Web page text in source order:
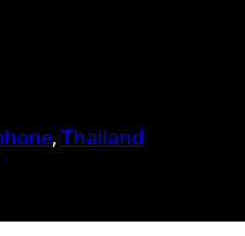
, Thailand